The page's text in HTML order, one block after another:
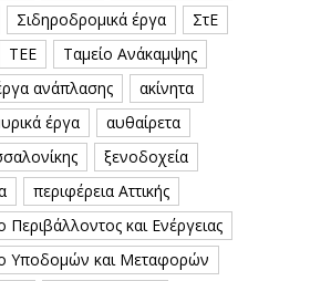
Σιδηροδρομικά έργα
ΣτΕ
ΤΕΕ
Ταμείο Ανάκαμψης
ανάπλασης
ακίνητα
έργα
αυθαίρετα
ξενοδοχεία
περιφέρεια Αττικής
Περιβάλλοντος και Ενέργειας
Υποδομών και Μεταφορών